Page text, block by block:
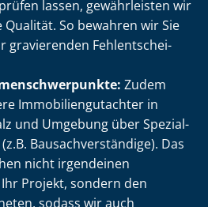
lassen, gewährleisten wir
So bewahren wir Sie
gravierenden Fehl­ent­schei­
Zudem
Im­mo­bi­li­en­gut­ach­ter in
und Umgebung über Spe­zi­al­
Bau­sach­ver­stän­di­ge). Das
nicht irgendeinen
Projekt, sondern den
sodass wir auch